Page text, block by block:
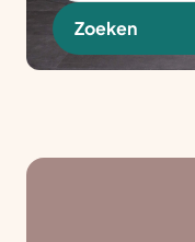
Zoeken